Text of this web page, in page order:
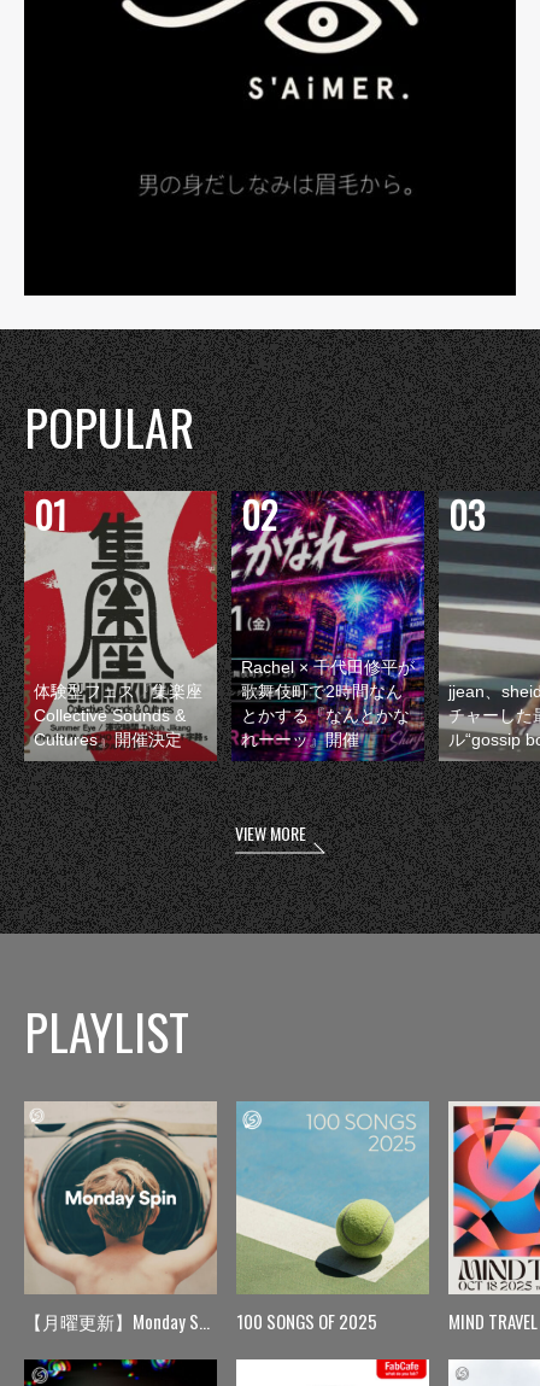
POPULAR
体験型フェス『集楽座
Collective Sounds &
Cultures』開催決定
Rachel × 千代田修平が
歌舞伎町で2時間なん
とかする『なんとかな
れーーッ』開催
jjean、
チャーした
ル“gossip
VIEW MORE
PLAYLIST
【月曜更新】Monday Spin 100 SONGS OF 2025 MIND TRAVEL